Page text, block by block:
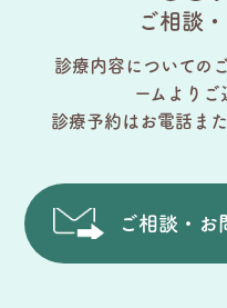
ご相談
診療内容についての
ームよりご
診療予約はお電話ま
ご相談・お